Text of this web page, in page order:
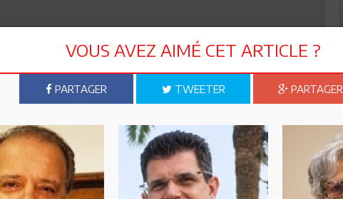
Envoyer
sur la volonté clairement exprimée du peuple.
VOUS AVEZ AIMÉ CET ARTICLE ?
PARTAGER TWEETER PARTAGER